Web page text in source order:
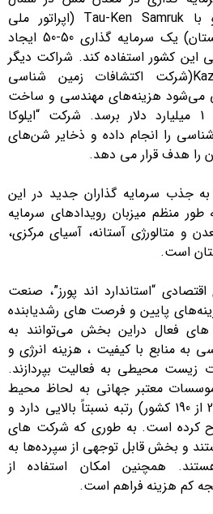
قزاقستان است. ریو تینتو با Tau-Ken Samruk (اپراتور ملی
دارایی‌های معدنی در قزاقستان) یک سرمایه گذاری 50-50 ایجاد
این کشور استفاده کند. شراکت دیگر
این شرکت با KazGeology(شرکت اکتشافات زمین شناسی
می‌شود هزینه‌های مهندسی و ساخت
در این شراکتها به حدود 1 میلیارد دلار برسد. شرکت “ایلوکا
را انجام داده و ذخایر شن‌های
را هدف قرار می دهد.
به جذب سرمایه گذاران جدید در این
منظم میزبان رویدادهای سرمایه
و متالورژی آستانه، آسیای مرکزی،
“استاندارد اند پورز”، صنعت
پایین و فرصت های رشدیابنده
فعال دراین بخش می‌توانند به
به منابع با کیفیت ، هزینه انرژی و
زیست محیطی به فعالیت بپردازند.
معتبر جهانی به لحاظ محیط
کسب و کار درسال 2019 (25 از 190 کشور) رتبه نسبتاً بالایی دارد و
کرده است. به طوری که شرکت های
و بخش قابل توجهی از سپرده‌ها به
همچنین امکان استفاده از
کم هزینه فراهم است.